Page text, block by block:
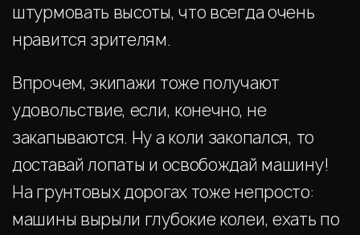
штурмовать высоты, что всегда очень
нравится зрителям.
Впрочем, экипажи тоже получают
удовольствие, если, конечно, не
закапываются. Ну а коли закопался, то
доставай лопаты и освобождай машину!
На грунтовых дорогах тоже непросто:
машины вырыли глубокие колеи, ехать по